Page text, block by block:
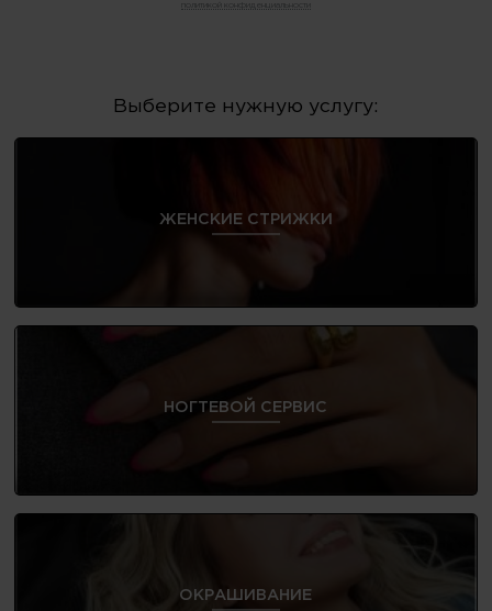
политикой конфиденциальности
Выберите нужную услугу:
ЖЕНСКИЕ СТРИЖКИ
НОГТЕВОЙ СЕРВИС
ОКРАШИВАНИЕ